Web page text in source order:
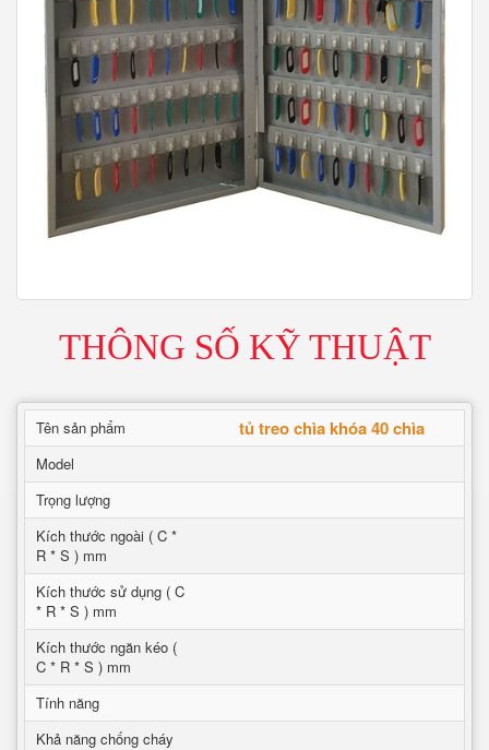
THÔNG SỐ KỸ THUẬT
Tên sản phẩm tủ treo chìa khóa 40 chìa
Model
Trọng lượng
Kích thước ngoài ( C *
R * S ) mm
Kích thước sử dụng ( C
* R * S ) mm
Kích thước ngăn kéo (
C * R * S ) mm
Tính năng
Khả năng chống cháy